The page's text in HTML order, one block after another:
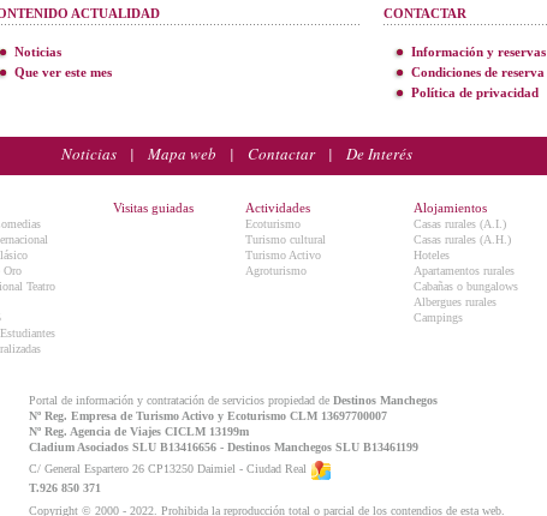
ACTUALIDAD
Noticias
Que ver este mes
CONTACTAR
Información y reservas
Condiciones de reserva
Política de privacidad
Noticias | Mapa web | Contactar| De Interés
Oro
Teatro
Visitas guiadas Actividades
Ecoturismo
Turismo cultural
Turismo Activo
Agroturismo
Alojamientos
Casas rurales (A.I.)
Casas rurales (A.H.)
Hoteles
Apartamentos rurales
Cabañas o bungalows
Albergues rurales
Campings
Portal de información y contratación de servicios propiedad de Destinos Manchegos
Nº Reg. Empresa de Turismo Activo y Ecoturismo CLM 13697700007
Nº Reg. Agencia de Viajes CICLM 13199m
Cladium Asociados SLU B13416656 - Destinos Manchegos SLU B13461199
C/ General Espartero 26 CP13250 Daimiel - Ciudad Real
T.926 850 371
Copyright © 2000 - 2022. Prohibida la reproducción total o parcial de los contendios de esta web.